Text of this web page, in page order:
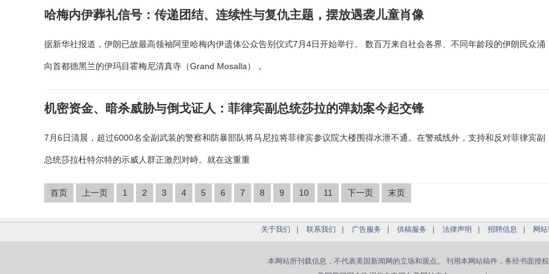
哈梅内伊葬礼信号：传递团结、连续性与复仇主题，摆放遇袭儿童肖像
据新华社报道，伊朗已故最高领袖阿里哈梅内伊遗体公众告别仪式7月4日开始举行。 数百万来自社会各界、不同年龄段的伊朗民众涌
向首都德黑兰的伊玛目霍梅尼清真寺（Grand Mosalla），
机密资金、暗杀威胁与倒戈证人：菲律宾副总统莎拉的弹劾案今起交锋
7月6日清晨，超过6000名全副武装的警察和防暴部队将马尼拉将菲律宾参议院大楼围得水泄不通。在警戒线外，支持和反对菲律宾副
总统莎拉杜特尔特的示威人群正激烈对峙。就在这重重
首页 上一页 1 2 3 4 5 6 7 8 9 10 11 下一页 末页
关于我们 | 联系我们 | 广告服务 | 供稿服务 | 法律声明 | 招聘信息 | 网
本网站所刊载信息，不代表美国新闻网的立场和观点。 刊用本网站稿件，务经书面授